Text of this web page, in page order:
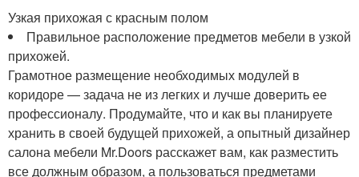
Узкая прихожая с красным полом
Правильное расположение предметов мебели в узкой
прихожей.
Грамотное размещение необходимых модулей в
коридоре — задача не из легких и лучше доверить ее
профессионалу. Продумайте, что и как вы планируете
хранить в своей будущей прихожей, а опытный дизайнер
салона мебели Mr.Doors расскажет вам, как разместить
все должным образом, а пользоваться предметами